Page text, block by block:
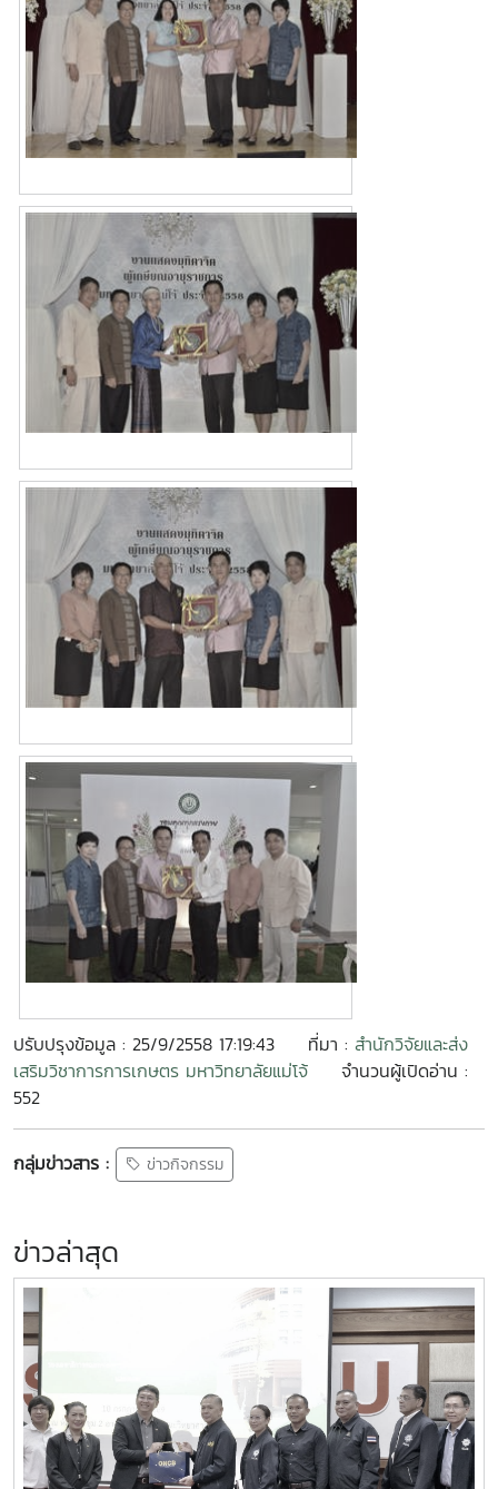
ปรับปรุงข้อมูล : 25/9/2558 17:19:43 ที่มา : สำนักวิจัยและส่ง
เสริมวิชาการการเกษตร มหาวิทยาลัยแม่โจ้
จำนวนผู้เปิดอ่าน :
552
กลุ่มข่าวสาร : ข่าวกิจกรรม
ข่าวล่าสุด